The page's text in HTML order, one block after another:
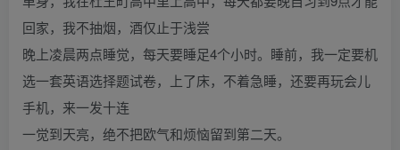
回家，我不抽烟，酒仅止于浅尝
晚上凌晨两点睡觉，每天要睡足4个小时。睡前，我一定要机
选一套英语选择题试卷，上了床，不着急睡，还要再玩会儿
手机，来一发十连
一觉到天亮，绝不把欧气和烦恼留到第二天。